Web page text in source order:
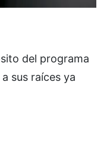
del programa
sus raíces ya